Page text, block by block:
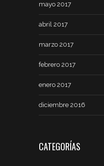
mayo 2017
abril 2017
marzo 2017
febrero 2017
enero 2017
diciembre 2016
CATEGORÍAS